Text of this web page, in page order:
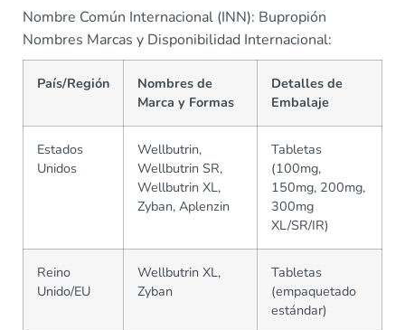
Nombre Común Internacional (INN): Bupropión
Nombres Marcas y Disponibilidad Internacional:
País/Región
Nombres de
Marca y Formas
Detalles de
Embalaje
Estados
Unidos
Wellbutrin,
Wellbutrin SR,
Wellbutrin XL,
Zyban, Aplenzin
Tabletas
(100mg,
150mg, 200mg,
300mg
XL/SR/IR)
Reino
Unido/EU
Wellbutrin XL,
Zyban
Tabletas
(empaquetado
estándar)